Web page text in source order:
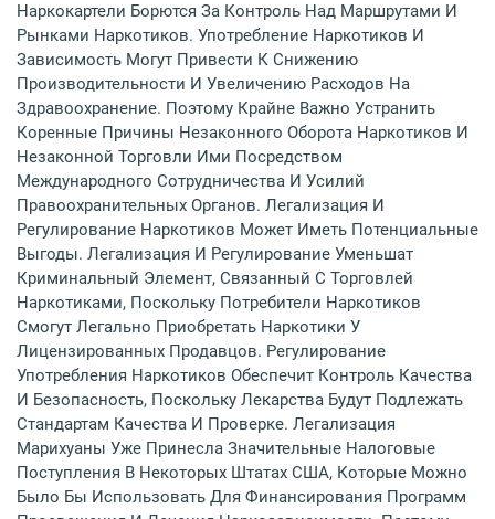
Наркокартели Борются За Контроль Над Маршрутами И
Рынками Наркотиков. Употребление Наркотиков И
Зависимость Могут Привести К Снижению
Производительности И Увеличению Расходов На
Здравоохранение. Поэтому Крайне Важно Устранить
Коренные Причины Незаконного Оборота Наркотиков И
Незаконной Торговли Ими Посредством
Международного Сотрудничества И Усилий
Правоохранительных Органов. Легализация И
Регулирование Наркотиков Может Иметь Потенциальные
Выгоды. Легализация И Регулирование Уменьшат
Криминальный Элемент, Связанный С Торговлей
Наркотиками, Поскольку Потребители Наркотиков
Смогут Легально Приобретать Наркотики У
Лицензированных Продавцов. Регулирование
Употребления Наркотиков Обеспечит Контроль Качества
И Безопасность, Поскольку Лекарства Будут Подлежать
Стандартам Качества И Проверке. Легализация
Марихуаны Уже Принесла Значительные Налоговые
Поступления В Некоторых Штатах США, Которые Можно
Было Бы Использовать Для Финансирования Программ